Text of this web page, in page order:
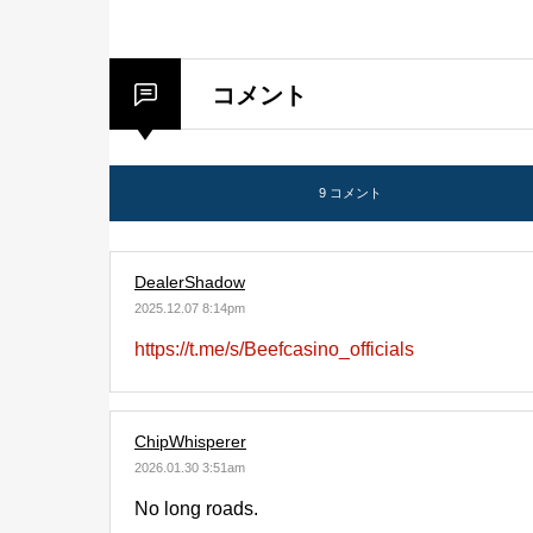
コメント
9 コメント
DealerShadow
2025.12.07 8:14pm
https://t.me/s/Beefcasino_officials
ChipWhisperer
2026.01.30 3:51am
No long roads.